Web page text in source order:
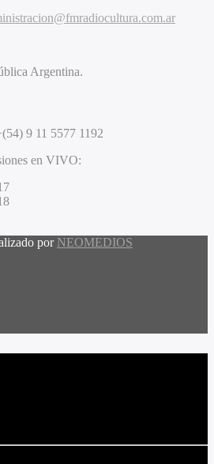
Argentina.
9 11 5577 1192
en VIVO:
por NEOMEDIOS